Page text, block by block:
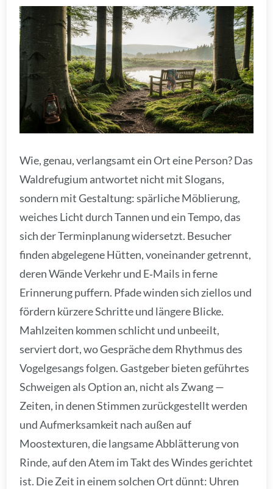
Wie, genau, verlangsamt ein Ort eine Person? Das
Waldrefugium antwortet nicht mit Slogans,
sondern mit Gestaltung: spärliche Möblierung,
weiches Licht durch Tannen und ein Tempo, das
sich der Terminplanung widersetzt. Besucher
finden abgelegene Hütten, voneinander getrennt,
deren Wände Verkehr und E‑Mails in ferne
Erinnerung puffern. Pfade winden sich ziellos und
fördern kürzere Schritte und längere Blicke.
Mahlzeiten kommen schlicht und unbeeilt,
serviert dort, wo Gespräche dem Rhythmus des
Vogelgesangs folgen. Gastgeber bieten geführtes
Schweigen als Option an, nicht als Zwang —
Zeiten, in denen Stimmen zurückgestellt werden
und Aufmerksamkeit nach außen auf
Moostexturen, die langsame Abblätterung von
Rinde, auf den Atem im Takt des Windes gerichtet
ist. Die Zeit in einem solchen Ort dünnt: Uhren